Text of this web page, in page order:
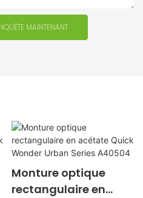
MAINTENANT
Monture optique
rectangulaire en